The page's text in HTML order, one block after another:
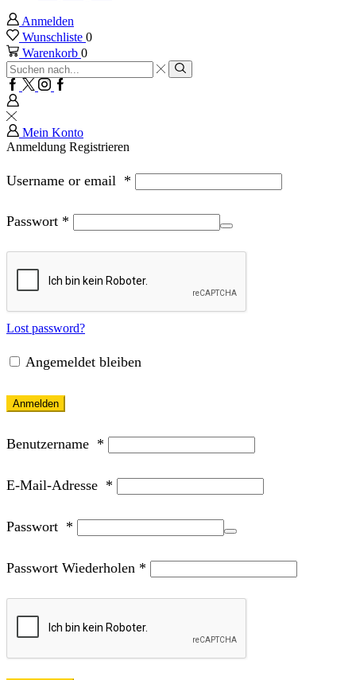
Anmelden
Wunschliste 0
Warenkorb 0
Sucheingabe
Suche
Facebook
TwitterInstagram
Google
Mein Konto
Anmeldung Registrieren
Username or email *
Passwort *
Lost password?
Angemeldet bleiben
Anmelden
Benutzername *
E-Mail-Adresse *
Passwort *
Passwort Wiederholen *